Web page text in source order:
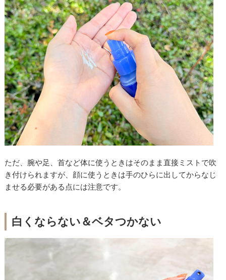
ただ、腕や足、首など体に使うときはそのまま直接ミストで吹
き付けられますが、顔に使うときは手のひらに出してからなじ
ませる必要がある点には注意です。
白くならない＆ベタつかない